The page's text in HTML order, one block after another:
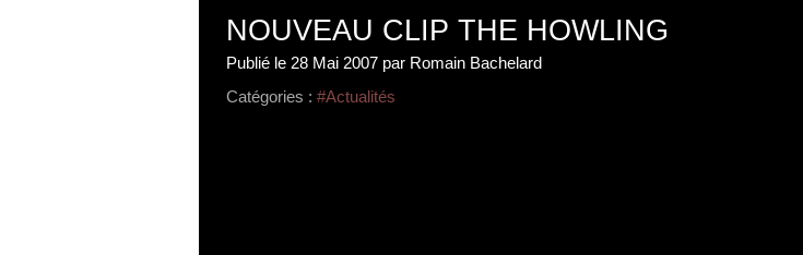
NOUVEAU CLIP THE HOWLING
Publié le 28 Mai 2007 par Romain Bachelard
Catégories : #Actualités